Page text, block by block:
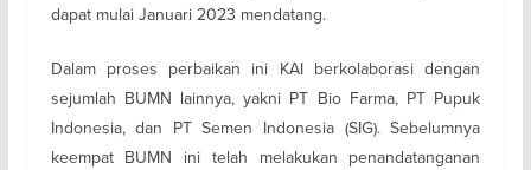
dapat mulai Januari 2023 mendatang.
Dalam proses perbaikan ini KAI berkolaborasi dengan
sejumlah BUMN lainnya, yakni PT Bio Farma, PT Pupuk
Indonesia, dan PT Semen Indonesia (SIG). Sebelumnya
keempat BUMN ini telah melakukan penandatanganan